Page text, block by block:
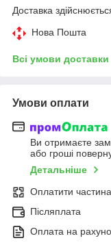
Доставка
Нова Пошта
Всі умови доставки
Умови оплати
Ви отримаєте
або гроші
Детальніше
Оплатити
Післяплата
Оплата на